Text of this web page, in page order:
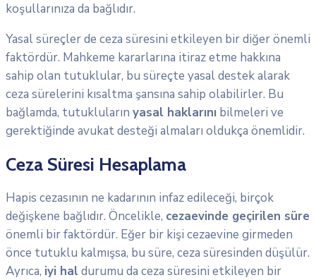
koşullarınıza da bağlıdır.
Yasal süreçler de ceza süresini etkileyen bir diğer önemli
faktördür. Mahkeme kararlarına itiraz etme hakkına
sahip olan tutuklular, bu süreçte yasal destek alarak
ceza sürelerini kısaltma şansına sahip olabilirler. Bu
bağlamda, tutukluların yasal haklarını bilmeleri ve
gerektiğinde avukat desteği almaları oldukça önemlidir.
Ceza Süresi Hesaplama
Hapis cezasının ne kadarının infaz edileceği, birçok
değişkene bağlıdır. Öncelikle, cezaevinde geçirilen süre
önemli bir faktördür. Eğer bir kişi cezaevine girmeden
önce tutuklu kalmışsa, bu süre, ceza süresinden düşülür.
Ayrıca, iyi hal durumu da ceza süresini etkileyen bir